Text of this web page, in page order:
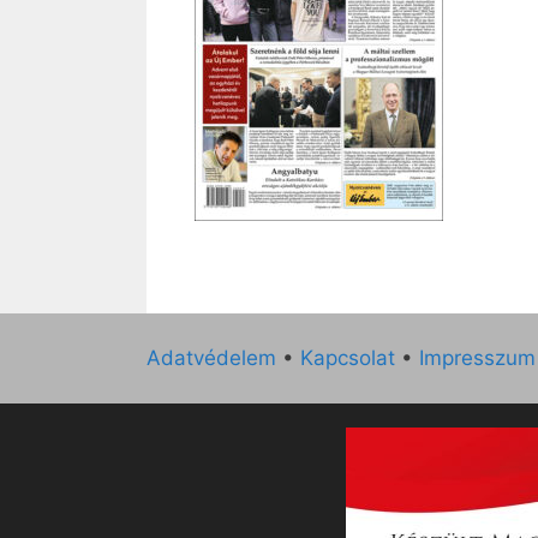
Adatvédelem • Kapcsolat • Impresszum